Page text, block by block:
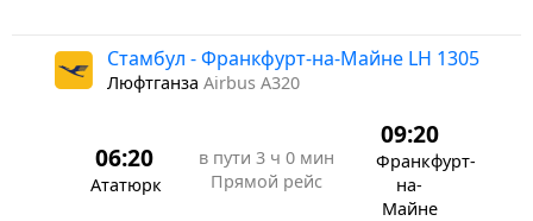
Стамбул - Франкфурт-на-Майне LH 1305
Люфтганза Airbus A320
06:20
Ататюрк
в пути 3 ч 0 мин
Прямой рейс
09:20
Франкфурт-
на-
Майне